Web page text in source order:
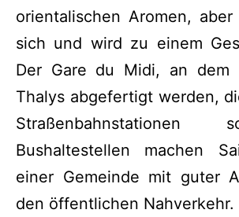
orientalischen Aromen,
sich und wird zu einem
Der Gare du Midi, an dem
Thalys abgefertigt werden,
Bushaltestellen machen
einer Gemeinde mit guter
den öffentlichen Nahverkehr.